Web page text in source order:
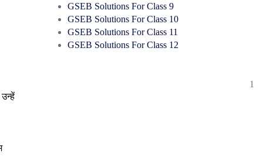
GSEB Solutions For Class 9
GSEB Solutions For Class 10
GSEB Solutions For Class 11
GSEB Solutions For Class 12
1